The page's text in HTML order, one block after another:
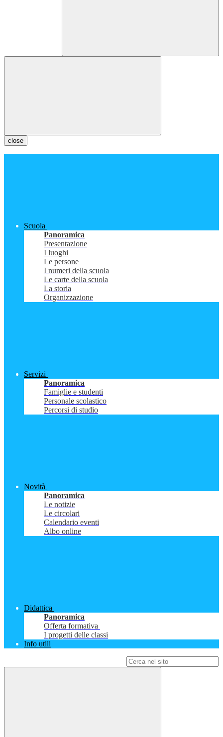
close
Scuola
Panoramica
Presentazione
I luoghi
Le persone
I numeri della scuola
Le carte della scuola
La storia
Organizzazione
Servizi
Panoramica
Famiglie e studenti
Personale scolastico
Percorsi di studio
Novità
Panoramica
Le notizie
Le circolari
Calendario eventi
Albo online
Didattica
Panoramica
Offerta formativa
I progetti delle classi
Info utili